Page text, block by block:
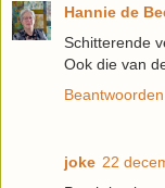
Hannie de
Schitterende
Ook die van
Beantwoorden
joke 22